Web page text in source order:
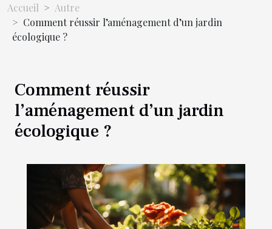
Accueil
Autre
Comment réussir l’aménagement d’un jardin
écologique ?
Comment réussir
l’aménagement d’un jardin
écologique ?